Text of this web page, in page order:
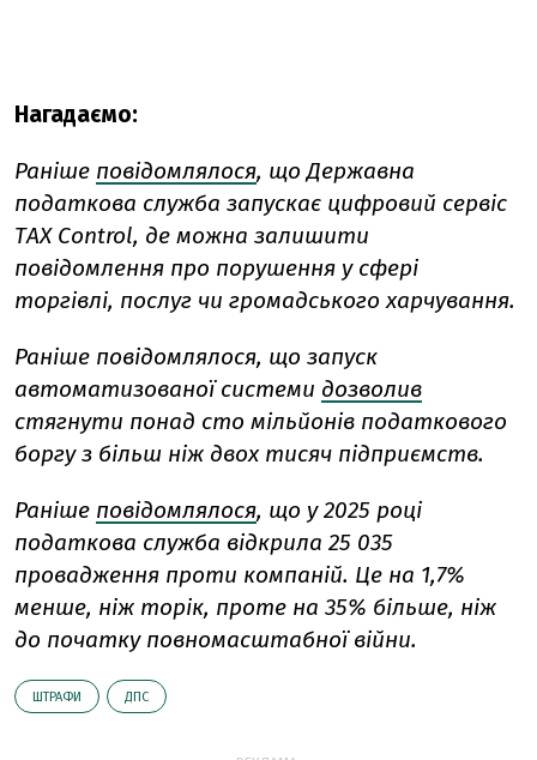
Нагадаємо:
Раніше повідомлялося, що Державна
податкова служба запускає цифровий сервіс
ТAX Control, де можна залишити
повідомлення про порушення у сфері
торгівлі, послуг чи громадського харчування.
Раніше повідомлялося, що запуск
автоматизованої системи дозволив
стягнути понад сто мільйонів податкового
боргу з більш ніж двох тисяч підприємств.
Раніше повідомлялося, що у 2025 році
податкова служба відкрила 25 035
провадження проти компаній. Це на 1,7%
менше, ніж торік, проте на 35% більше, ніж
до початку повномасштабної війни.
ШТРАФИ ДПС